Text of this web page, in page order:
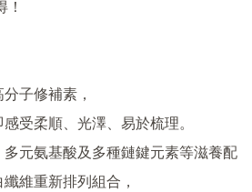
！
子修補素，
受柔順、光澤、易於梳理。
元氨基酸及多種鏈鍵元素等滋養配
維重新排列組合，